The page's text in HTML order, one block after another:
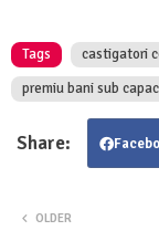
Tags castigatori
premiu bani sub capac
OLDER